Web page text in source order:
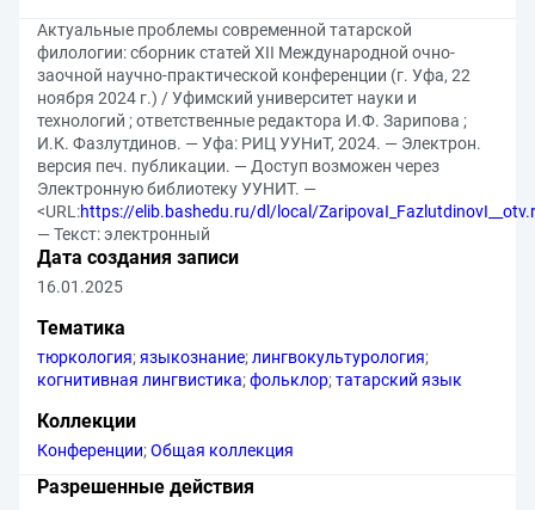
Актуальные проблемы современной татарской
филологии: сборник статей XII Международной очно-
заочной научно-практической конференции (г. Уфа, 22
ноября 2024 г.) / Уфимский университет науки и
технологий ; ответственные редактора И.Ф. Зарипова ;
И.К. Фазлутдинов. — Уфа: РИЦ УУНиТ, 2024. — Электрон.
версия печ. публикации. — Доступ возможен через
Электронную библиотеку УУНИТ. —
<URL:https://elib.bashedu.ru/dl/local/
— Текст: электронный
Дата создания записи
16.01.2025
Тематика
тюркология;языкознание;лингвокультурология;
когнитивная лингвистика;фольклор;татарский язык
Коллекции
Конференции;Общая коллекция
Разрешенные действия